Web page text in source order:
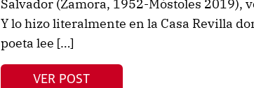
Salvador (Zamora, 1952-Móstoles 2019),
Y lo hizo literalmente en la Casa Revilla
poeta lee […]
VER POST